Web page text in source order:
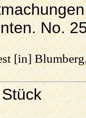
No.
[in]